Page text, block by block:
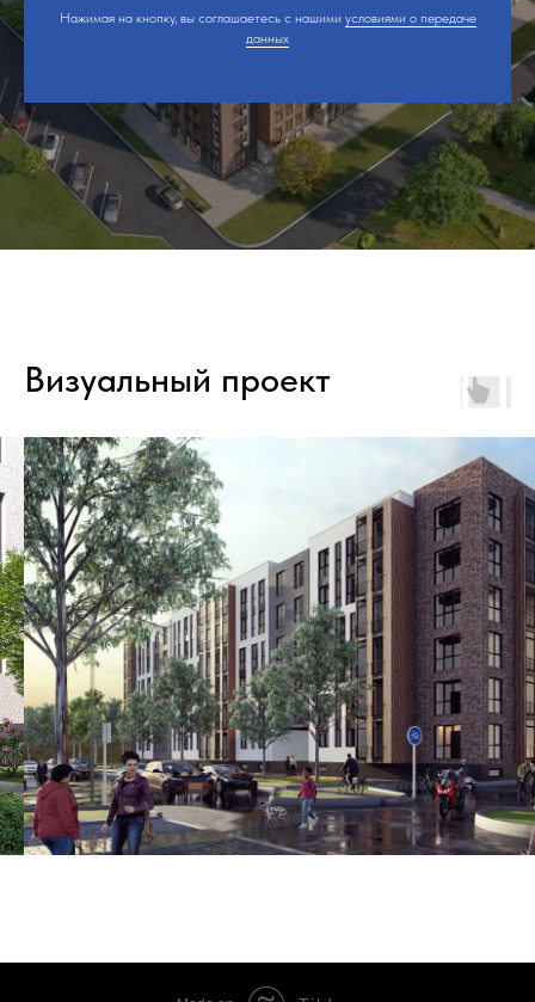
Нажимая на кнопку, вы соглашаетесь с нашими условиями о передаче
данных
Визуальный проект